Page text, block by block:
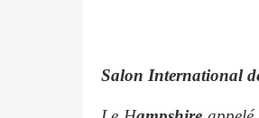
Salon International